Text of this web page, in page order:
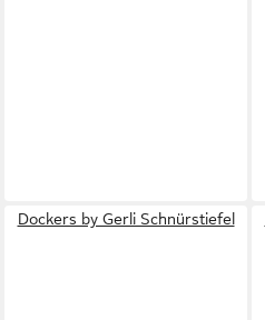
Dockers by Gerli Schnürstiefel